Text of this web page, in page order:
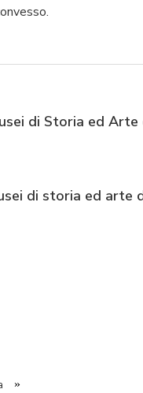
di Storia ed
di storia ed arte
»